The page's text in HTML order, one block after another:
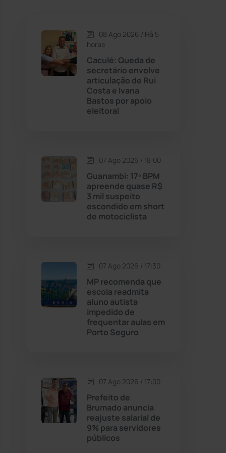
Caetité (1504)
Candiba
Cândido Sales
Caturama
Chapada Diamantina
Cordeiros (49)
Dom Basílio
Érico Cardoso
Esportes (522)
08 Ago 2026 / Há 5
horas
Caculé: Queda de
secretário envolve
articulação de Rui
Costa e Ivana
Bastos por apoio
eleitoral
07 Ago 2026 / 18:00
Guanambi: 17º BPM
apreende quase R$
3 mil suspeito
escondido em short
de motociclista
07 Ago 2026 / 17:30
MP recomenda que
escola readmita
aluno autista
impedido de
frequentar aulas em
Porto Seguro
07 Ago 2026 / 17:00
Prefeito de
Brumado anuncia
reajuste salarial de
9% para servidores
públicos